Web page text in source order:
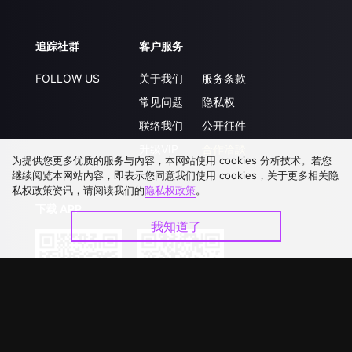
追踪社群
FOLLOW US
客户服务
关于我们
常见问题
联络我们
服务条款
隐私权
公开征件
下载 APP
为提供您更多优质的服务与内容，本网站使用 cookies 分析技术。若您
继续阅览本网站内容，即表示您同意我们使用 cookies，关于更多相关隐
私权政策资讯，请阅读我们的隐私权政策。
我知道了